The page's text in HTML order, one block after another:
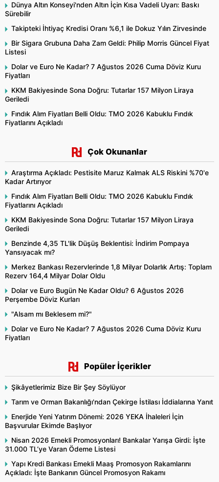
Dünya Altın Konseyi'nden Altın İçin Kısa Vadeli Uyarı: Baskı
Sürebilir
Takipteki İhtiyaç Kredisi Oranı %6,1 ile Dokuz Yılın Zirvesinde
Bir Sigara Grubuna Daha Zam Geldi: Philip Morris Güncel Fiyat
Listesi
Dolar ve Euro Ne Kadar? 7 Ağustos 2026 Cuma Döviz Kuru
Fiyatları
KKM Bakiyesinde Sona Doğru: Tutarlar 157 Milyon Liraya
Geriledi
Fındık Alım Fiyatları Belli Oldu: TMO 2026 Kabuklu Fındık
Fiyatlarını Açıkladı
Çok Okunanlar
Araştırma Açıkladı: Pestisite Maruz Kalmak ALS Riskini %70'e
Kadar Artırıyor
Fındık Alım Fiyatları Belli Oldu: TMO 2026 Kabuklu Fındık
Fiyatlarını Açıkladı
KKM Bakiyesinde Sona Doğru: Tutarlar 157 Milyon Liraya
Geriledi
Benzinde 4,35 TL'lik Düşüş Beklentisi: İndirim Pompaya
Yansıyacak mı?
Merkez Bankası Rezervlerinde 1,8 Milyar Dolarlık Artış: Toplam
Rezerv 164,4 Milyar Dolar Oldu
Dolar ve Euro Bugün Ne Kadar Oldu? 6 Ağustos 2026
Perşembe Döviz Kurları
"Alsam mı Beklesem mi?"
Dolar ve Euro Ne Kadar? 7 Ağustos 2026 Cuma Döviz Kuru
Fiyatları
Popüler İçerikler
Şikâyetlerimiz Bize Bir Şey Söylüyor
Tarım ve Orman Bakanlığı'ndan Çekirge İstilası İddialarına Yanıt
Enerjide Yeni Yatırım Dönemi: 2026 YEKA İhaleleri İçin
Başvurular Ekimde Başlıyor
Nisan 2026 Emekli Promosyonları! Bankalar Yarışa Girdi: İşte
31.000 TL’ye Varan Ödeme Listesi
Yapı Kredi Bankası Emekli Maaş Promosyon Rakamlarını
Açıkladı: İşte Bankanın Güncel Promosyon Rakamı